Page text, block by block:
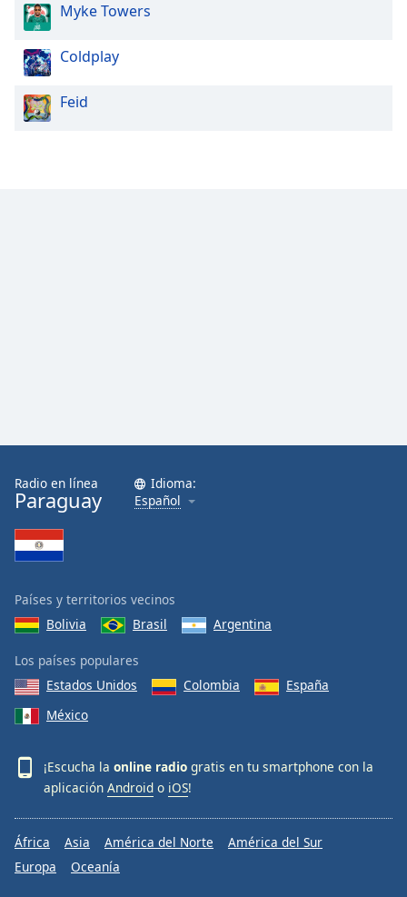
Myke Towers
Coldplay
Feid
Radio en línea
Paraguay
Idioma:
Español
Países y territorios vecinos
Bolivia
Brasil Argentina
Los países populares
Estados Unidos
Colombia
España
México
¡Escucha la online radio gratis en tu smartphone con la
aplicación Android o iOS!
África Asia América del Norte
América del Sur
Europa
Oceanía